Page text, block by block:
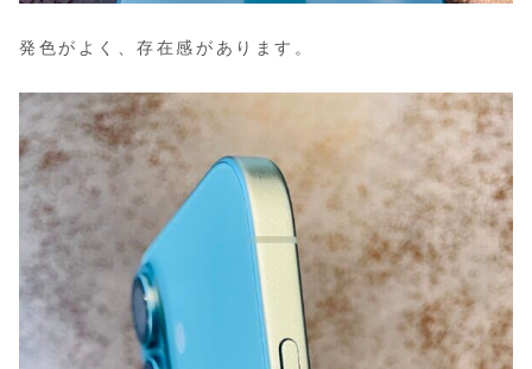
発色がよく、存在感があります。